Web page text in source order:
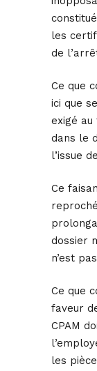
les
de
Ce que
ici que
exigé
dans le
l’issue
Ce
dossier
n’est
Ce que
faveur
CPAM
les